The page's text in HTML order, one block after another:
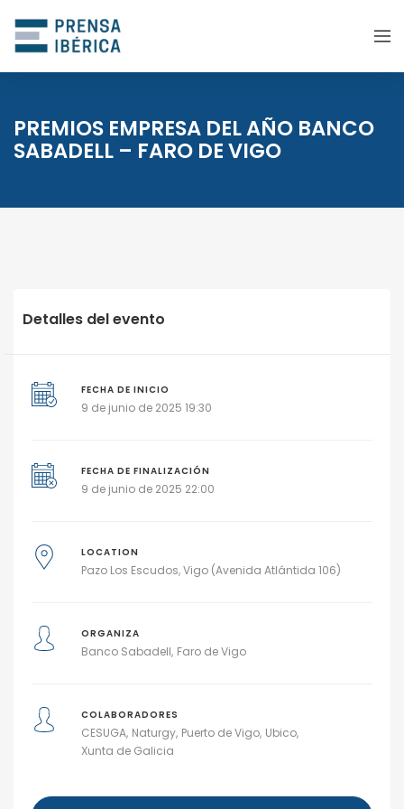
PREMIOS EMPRESA DEL AÑO BANCO
SABADELL – FARO DE VIGO
Detalles del evento
FECHA DE INICIO
9 de junio de 2025 19:30
FECHA DE FINALIZACIÓN
9 de junio de 2025 22:00
LOCATION
Pazo Los Escudos, Vigo (Avenida Atlántida 106)
ORGANIZA
Banco Sabadell Faro de Vigo
COLABORADORES
CESUGA Naturgy Puerto de Vigo Ubico
Xunta de Galicia